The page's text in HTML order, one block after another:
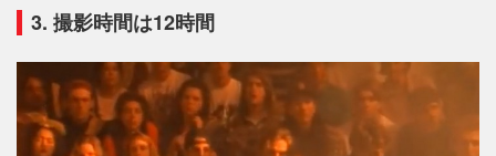
3. 撮影時間は12時間